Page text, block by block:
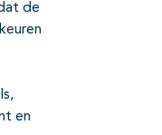
de
en